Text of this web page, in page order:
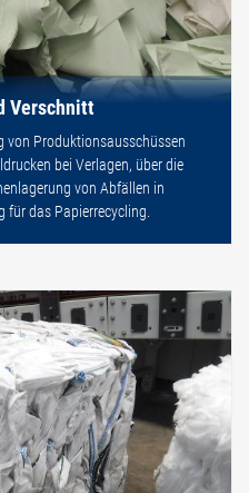
Verschnitt
von Produktionsausschüssen
bei Verlagen, über die
von Abfällen in
für das Papierrecycling.